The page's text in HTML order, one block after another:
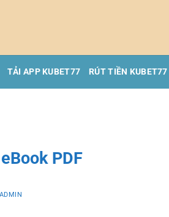
TẢI APP KUBET77 RÚT TIỀN KUBET77
PDF
ADMIN